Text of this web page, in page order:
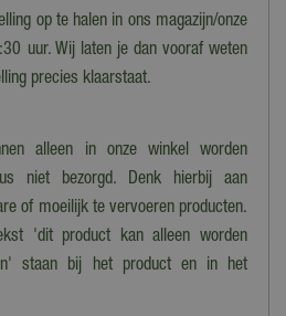
op te halen in ons magazijn/onze
uur. Wij laten je dan vooraf weten
precies klaarstaat.
alleen in onze winkel worden
niet bezorgd. Denk hierbij aan
of moeilijk te vervoeren producten.
'dit product kan alleen worden
staan bij het product en in het